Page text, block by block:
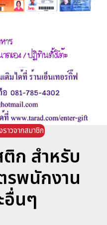
ราวจากสมาชิก
ก สำหรับ
รพนักงาน
อื่นๆ